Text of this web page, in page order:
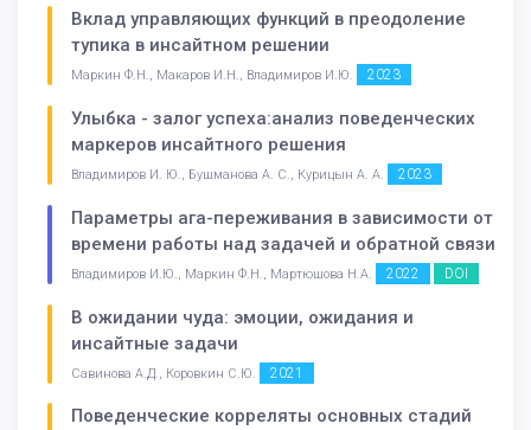
Вклад управляющих функций в преодоление
тупика в инсайтном решении
Маркин Ф.Н., Макаров И.Н., Владимиров И.Ю. 2023
Улыбка - залог успеха:анализ поведенческих
маркеров инсайтного решения
Владимиров И. Ю., Бушманова А. С., Курицын А. А. 2023
Параметры ага-переживания в зависимости от
времени работы над задачей и обратной связи
Владимиров И.Ю., Маркин Ф.Н., Мартюшова Н.А. 2022 DOI
В ожидании чуда: эмоции, ожидания и
инсайтные задачи
Савинова А.Д., Коровкин С.Ю. 2021
Поведенческие корреляты основных стадий